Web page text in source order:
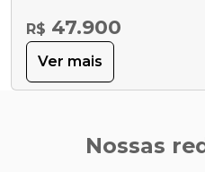
R$ 47.900
Ver mais
Nossas